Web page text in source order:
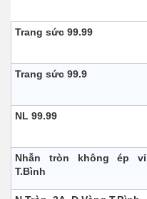
Trang sức 99.99
Trang sức 99.9
NL 99.99
Nhẫn tròn không ép vỉ
T.Bình